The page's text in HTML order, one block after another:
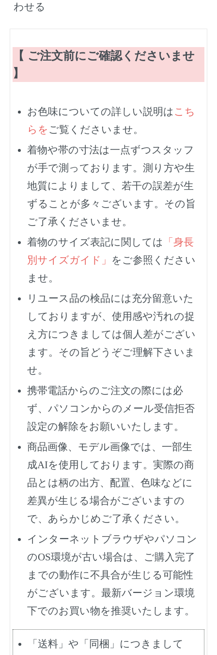
わせる
【 ご注文前にご確認くださいませ
】
お色味についての詳しい説明は こち
らを ご覧くださいませ。
着物や帯の寸法は一点ずつスタッフ
が手で測っております。測り方や生
地質によりまして、若干の誤差が生
ずることが多々ございます。その旨
ご了承くださいませ。
着物のサイズ表記に関しては
「身長
別サイズガイド」 をご参照ください
ませ。
リユース品の検品には充分留意いた
しておりますが、使用感や汚れの捉
え方につきましては個人差がござい
ます。その旨どうぞご理解下さいま
せ。
携帯電話からのご注文の際には必
ず、 パソコンからのメール受信拒否
設定の解除をお願いいたします。
商品画像、モデル画像では、一部生
成AIを使用しております。実際の商
品とは柄の出方、配置、色味などに
差異が生じる場合がございますの
で、あらかじめご了承ください。
インターネットブラウザやパソコン
のOS環境が古い場合は、ご購入完了
までの動作に不具合が生じる可能性
がございます。最新バージョン環境
下でのお買い物を推奨いたします。
「送料」や「同梱」につきまして